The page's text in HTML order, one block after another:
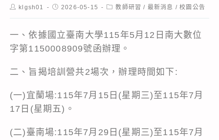
Postklgsh01
Post2026-05-15
Post教師研習 / 最新消息 / 校園公告
一、依據國立臺南大學115年5月12日南大數位
字第1150008909號函辦理。
二、旨揭培訓營共2場次，辦理時間如下:
(一)宜蘭場:115年7月15日(星期三)至115年7月
17日(星期五)。
(二)臺南場:115年7月29日(星期三)至115年7月